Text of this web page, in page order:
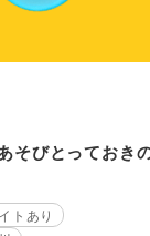
そびとっておき
トあり